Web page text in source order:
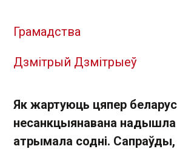
Грамадства
Дзмітрый Дзмітрыеў
Як жартуюць цяпер
несанкцыянавана надышла
атрымала содні. Сапраўды,